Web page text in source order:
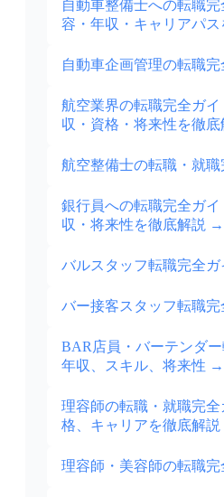
自動車整備士への転職
容・年収・キャリアパ
自動車企画管理の転職完
航空業界の転職完全ガ
収・資格・将来性を徹底
航空整備士の転職・就職
銀行員への転職完全ガ
収・将来性を徹底解説 →
バルスタッフ転職完全ガ
バー接客スタッフ転職完
BAR店員・バーテンダー
年収、スキル、将来性 →
理容師の転職・就職完
格、キャリアを徹底解説
理容師・美容師の転職完